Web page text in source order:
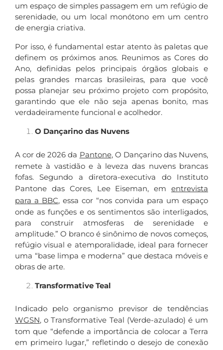
um espaço de simples passagem em um refúgio de
serenidade, ou um local monótono em um centro
de energia criativa.
Por isso, é fundamental estar atento às paletas que
definem os próximos anos. Reunimos as Cores do
Ano, definidas pelos principais órgãos globais e
pelas grandes marcas brasileiras, para que você
possa planejar seu próximo projeto com propósito,
garantindo que ele não seja apenas bonito, mas
verdadeiramente funcional e acolhedor.
O Dançarino das Nuvens
A cor de 2026 da Pantone, O Dançarino das Nuvens,
remete à vastidão e à leveza das nuvens brancas
fofas. Segundo a diretora-executiva do Instituto
Pantone das Cores, Lee Eiseman, em entrevista
para a BBC, essa cor “nos convida para um espaço
onde as funções e os sentimentos são interligados,
para construir atmosferas de serenidade e
amplitude.” O branco é sinônimo de novos começos,
refúgio visual e atemporalidade, ideal para fornecer
uma “base limpa e moderna” que destaca móveis e
obras de arte.
Transformative Teal
Indicado pelo organismo previsor de tendências
WGSN, o Transformative Teal (Verde-azulado) é um
tom que “defende a importância de colocar a Terra
em primeiro lugar,” refletindo o desejo de conexão